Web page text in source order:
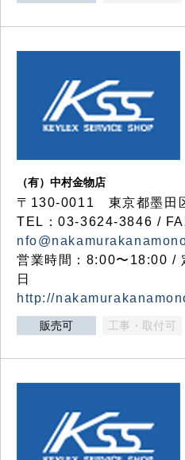
（有）中村金物店
〒130-0011 東京都墨田
TEL：03-3624-3846 /
営業時間：8:00〜18:00 /
日
http://
販売可 工事・取付可